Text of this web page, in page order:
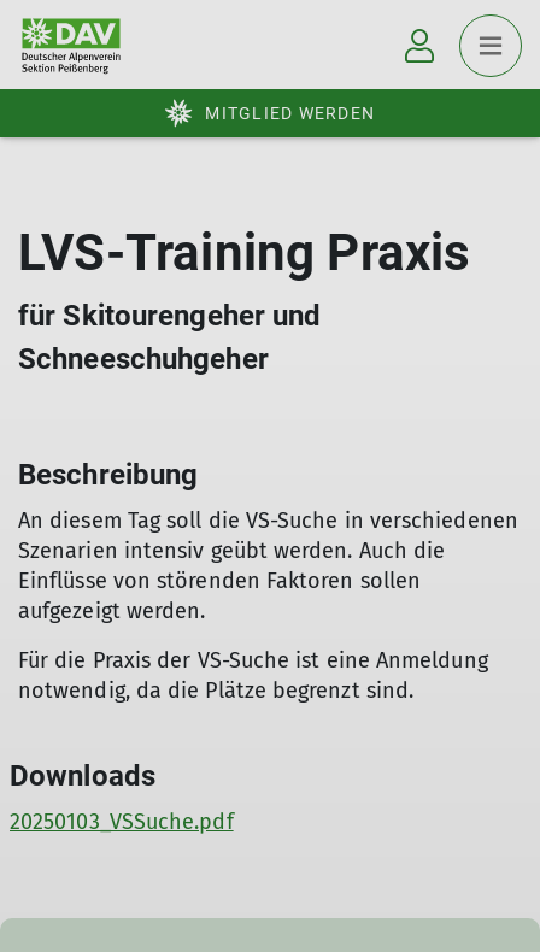
MITGLIED WERDEN
LVS-Training Praxis
für Skitourengeher und
Schneeschuhgeher
Beschreibung
An diesem Tag soll die VS-Suche in verschiedenen
Szenarien intensiv geübt werden. Auch die
Einflüsse von störenden Faktoren sollen
aufgezeigt werden.
Für die Praxis der VS-Suche ist eine Anmeldung
notwendig, da die Plätze begrenzt sind.
Downloads
20250103_VSSuche.pdf